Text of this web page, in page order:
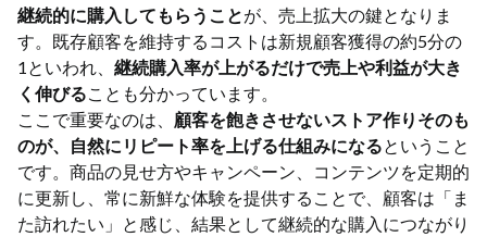
継続的に購入してもらうことが、売上拡大の鍵となりま
す。既存顧客を維持するコストは新規顧客獲得の約5分の
1といわれ、 継続購入率が上がるだけで売上や利益が大き
く伸びる ことも分かっています。
ここで重要なのは、 顧客を飽きさせないストア作りそのも
のが、自然にリピート率を上げる仕組みになる ということ
です。商品の見せ方やキャンペーン、コンテンツを定期的
に更新し、常に新鮮な体験を提供することで、顧客は「ま
た訪れたい」と感じ、結果として継続的な購入につながり